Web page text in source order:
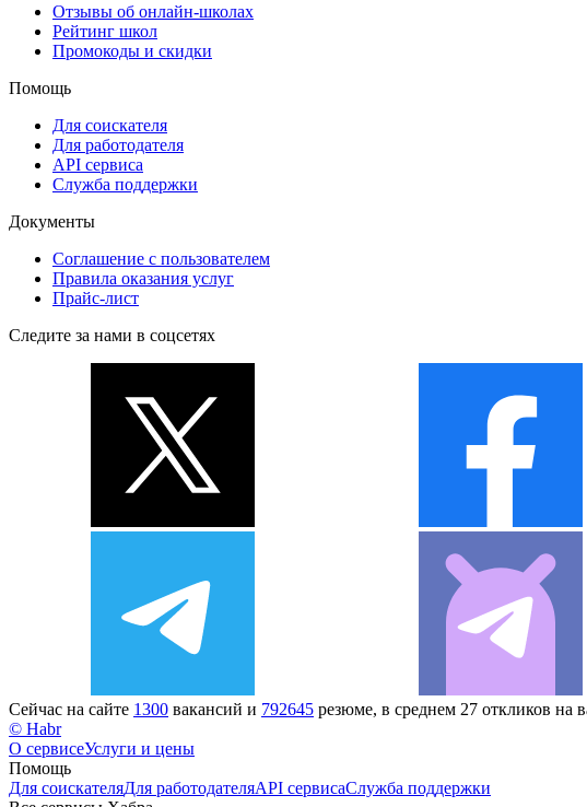
Отзывы об онлайн-школах
Рейтинг школ
Промокоды и скидки
Помощь
Для соискателя
Для работодателя
API сервиса
Служба поддержки
Документы
Соглашение с пользователем
Правила оказания услуг
Прайс-лист
Следите за нами в соцсетях
Сейчас на сайте 1300 вакансий и 792645 резюме, в среднем 27 откликов на
© Habr
О сервисеУслуги и цены
Помощь
Для соискателяДля работодателяAPI сервисаСлужба поддержки